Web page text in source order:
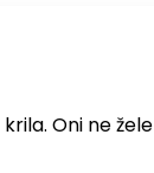
Oni ne žele